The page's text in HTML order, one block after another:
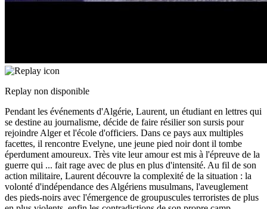
Replay non disponible
Pendant les événements d'Algérie, Laurent, un étudiant en lettres qui
se destine au journalisme, décide de faire résilier son sursis pour
rejoindre Alger et l'école d'officiers. Dans ce pays aux multiples
facettes, il rencontre Evelyne, une jeune pied noir dont il tombe
éperdument amoureux. Très vite leur amour est mis à l'épreuve de la
guerre qui ... fait rage avec de plus en plus d'intensité. Au fil de son
action militaire, Laurent découvre la complexité de la situation : la
volonté d'indépendance des Algériens musulmans, l'aveuglement
des pieds-noirs avec l'émergence de groupuscules terroristes de plus